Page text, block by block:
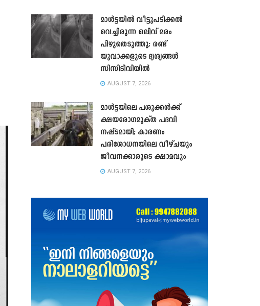
മാൾട്ടയിൽ വീട്ടുപടിക്കൽ
വെച്ചിരുന്ന ഒലിവ് മരം
പിഴുതെടുത്തു; രണ്ട്
യുവാക്കളുടെ ദൃശ്യങ്ങൾ
സിസിടിവിയിൽ
AUGUST 7, 2026
മാൾട്ടയിലെ പശുക്കൾക്ക്
ക്ഷയരോഗമുക്ത പദവി
നഷ്ടമായി; കാരണം
പരിശോധനയിലെ വീഴ്ചയും
ജീവനക്കാരുടെ ക്ഷാമവും
AUGUST 7, 2026